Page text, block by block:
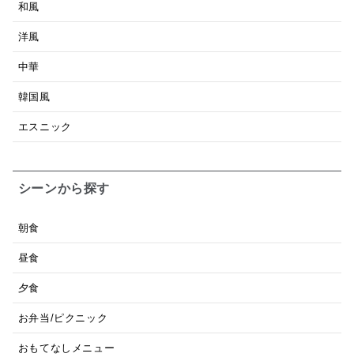
和風
洋風
中華
韓国風
エスニック
シーンから探す
朝食
昼食
夕食
お弁当/ピクニック
おもてなしメニュー